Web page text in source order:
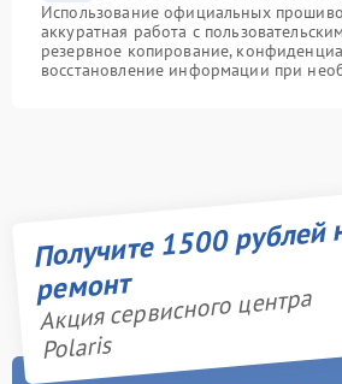
Использование официальных
аккуратная работа с
резервное копирование,
восстановление информации при
Получите 1500 рублей
ремонт
Акция сервисного центра
Polaris